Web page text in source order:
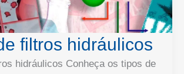
filtros hidráulicos
hidráulicos Conheça os tipos de